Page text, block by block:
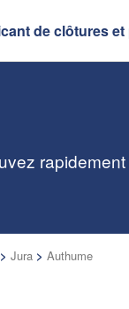
de clôtures
> Jura > Authume